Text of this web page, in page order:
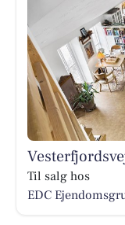
Til salg hos
EDC